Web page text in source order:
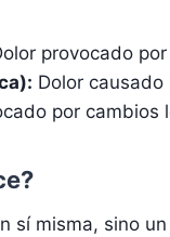
provocado
Dolor
por
sí misma, sino